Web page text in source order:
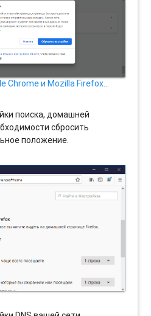
Chrome и Mozilla Firefox…
поиска, домашней
сбросить
положение.